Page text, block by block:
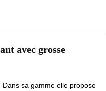
avec grosse
Dans sa gamme elle propose